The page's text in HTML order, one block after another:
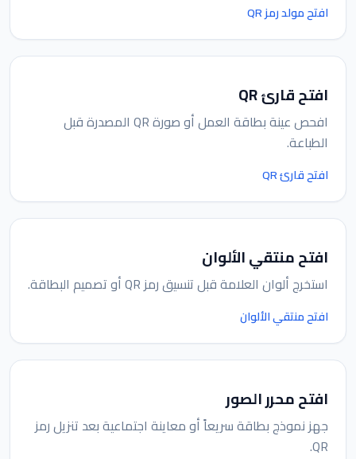
افتح مولد رمز QR
افتح قارئ QR
افحص عينة بطاقة العمل أو صورة QR المصدرة قبل
الطباعة.
افتح قارئ QR
افتح منتقي الألوان
استخرج ألوان العلامة قبل تنسيق رمز QR أو تصميم البطاقة.
افتح منتقي الألوان
افتح محرر الصور
جهز نموذج بطاقة سريعاً أو معاينة اجتماعية بعد تنزيل رمز
QR.